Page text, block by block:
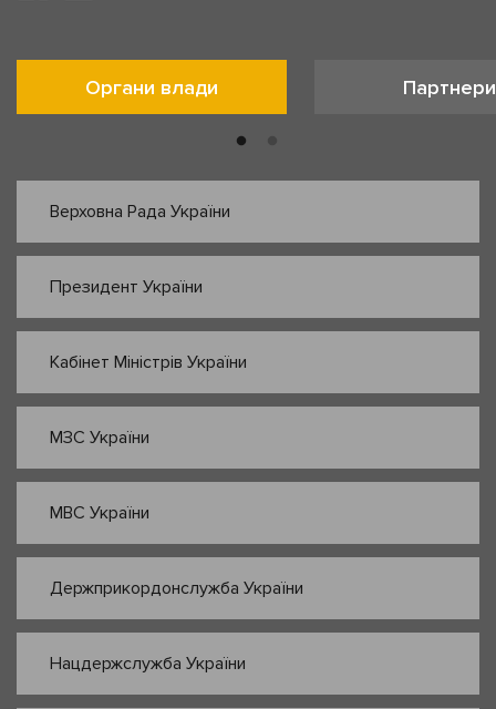
Органи влади Партнери
Верховна Рада України
Президент України
Кабінет Міністрів України
МЗС України
МВС України
Держприкордонслужба України
Нацдержслужба України